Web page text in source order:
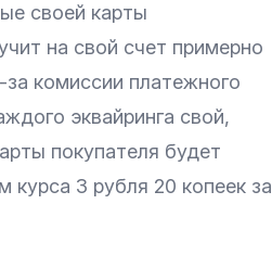
своей карты
на свой счет примерно
комиссии платежного
эквайринга свой,
покупателя будет
курса 3 рубля 20 копеек за